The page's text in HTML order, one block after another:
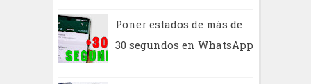
Poner estados de más de
30 segundos en WhatsApp